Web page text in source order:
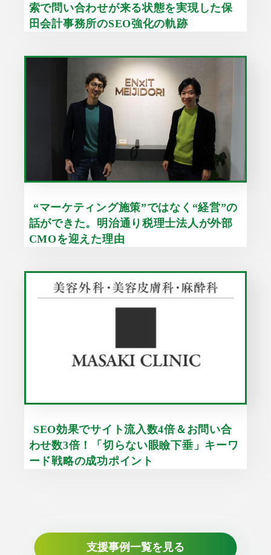
索で問い合わせが来る状態を実現した保
田会計事務所のSEO強化の軌跡
“マーケティング施策”ではなく“経営”の
話ができた。明治通り税理士法人が外部
CMOを迎えた理由
SEO効果でサイト流入数4倍＆お問い合
わせ数3倍！「切らない眼瞼下垂」キーワ
ード戦略の成功ポイント
支援事例一覧を見る